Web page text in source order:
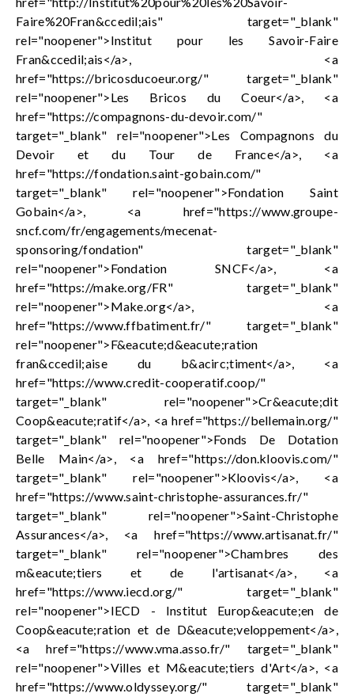
Faire%20Fran&ccedil;ais" target="_blank"
rel="noopener">Institut pour les Savoir-Faire
Fran&ccedil;ais</a>, <a
href="https://bricosducoeur.org/" target="_blank"
rel="noopener">Les Bricos du Coeur</a>, <a
href="https://compagnons-du-devoir.com/"
target="_blank" rel="noopener">Les Compagnons du
Devoir et du Tour de France</a>, <a
href="https://fondation.saint-gobain.com/"
target="_blank" rel="noopener">Fondation Saint
Gobain</a>, <a href="https://www.groupe-
sncf.com/fr/engagements/mecenat-
sponsoring/fondation" target="_blank"
rel="noopener">Fondation SNCF</a>, <a
href="https://make.org/FR" target="_blank"
rel="noopener">Make.org</a>, <a
href="https://www.ffbatiment.fr/" target="_blank"
rel="noopener">F&eacute;d&eacute;ration
fran&ccedil;aise du b&acirc;timent</a>, <a
href="https://www.credit-cooperatif.coop/"
target="_blank" rel="noopener">Cr&eacute;dit
Coop&eacute;ratif</a>, <a href="https://bellemain.org/"
target="_blank" rel="noopener">Fonds De Dotation
Belle Main</a>, <a href="https://don.kloovis.com/"
target="_blank" rel="noopener">Kloovis</a>, <a
href="https://www.saint-christophe-assurances.fr/"
target="_blank" rel="noopener">Saint-Christophe
Assurances</a>, <a href="https://www.artisanat.fr/"
target="_blank" rel="noopener">Chambres des
m&eacute;tiers et de l'artisanat</a>, <a
href="https://www.iecd.org/" target="_blank"
rel="noopener">IECD - Institut Europ&eacute;en de
Coop&eacute;ration et de D&eacute;veloppement</a>,
<a href="https://www.vma.asso.fr/" target="_blank"
rel="noopener">Villes et M&eacute;tiers d'Art</a>, <a
href="https://www.oldyssey.org/" target="_blank"